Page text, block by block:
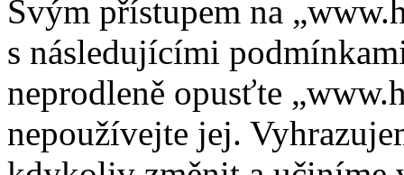
Svým přístupem na
s následujícími
neprodleně opusťte
nepoužívejte jej.